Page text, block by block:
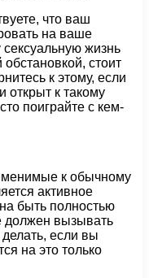
что ваш
на ваше
жизнь
стоит
к этому, если
открыт к такому
поиграйте с кем-
к обычному
активное
быть полностью
должен вызывать
делать, если вы
на это только